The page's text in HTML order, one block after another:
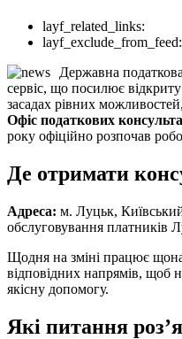
layf_related_links:
layf_exclude_from_feed:
Державна
сервіс, що посилює
засадах рівних
Офіс податкових
року офіційно розпочав
Де отримати
Адреса: м. Луцьк,
обслуговування платників
Щодня на зміні працює
відповідних напрямів, щоб
якісну допомогу.
Які питання